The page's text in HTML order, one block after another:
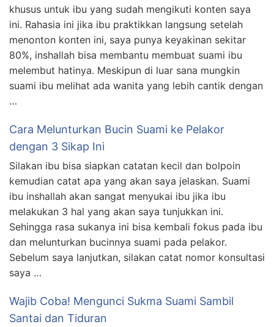
khusus untuk ibu yang sudah mengikuti konten saya
ini. Rahasia ini jika ibu praktikkan langsung setelah
menonton konten ini, saya punya keyakinan sekitar
80%, inshallah bisa membantu membuat suami ibu
melembut hatinya. Meskipun di luar sana mungkin
suami ibu melihat ada wanita yang lebih cantik dengan
…
Cara Melunturkan Bucin Suami ke Pelakor
dengan 3 Sikap Ini
Silakan ibu bisa siapkan catatan kecil dan bolpoin
kemudian catat apa yang akan saya jelaskan. Suami
ibu inshallah akan sangat menyukai ibu jika ibu
melakukan 3 hal yang akan saya tunjukkan ini.
Sehingga rasa sukanya ini bisa kembali fokus pada ibu
dan melunturkan bucinnya suami pada pelakor.
Sebelum saya lanjutkan, silakan catat nomor konsultasi
saya …
Wajib Coba! Mengunci Sukma Suami Sambil
Santai dan Tiduran